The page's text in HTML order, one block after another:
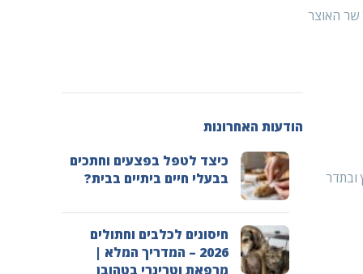
באישור שר האוצר
בשבב אלקטרוני שמשדר בשני אלה: תדר 134.2 קילוהרץ ובתדר
הודעות האחרונות
כיצד לטפל בפצעים וחתכים
בבעלי חיים ביתיים בבית?
חיסונים לכלבים וחתולים
2026 – המדריך המלא |
מרפאת וטרינרי בטהובן